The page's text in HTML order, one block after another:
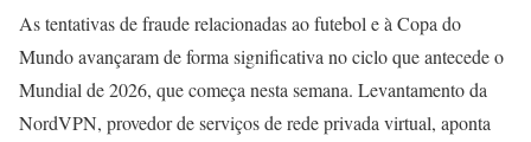
As tentativas de fraude relacionadas ao futebol e à Copa do
Mundo avançaram de forma significativa no ciclo que antecede o
Mundial de 2026, que começa nesta semana. Levantamento da
NordVPN, provedor de serviços de rede privada virtual, aponta